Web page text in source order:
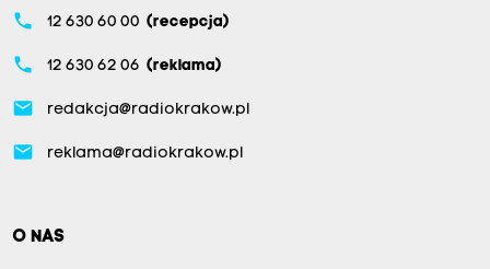
phone 12 630 60 00 (recepcja)
phone 12 630 62 06 (reklama)
email redakcja@radiokrakow.pl
email reklama@radiokrakow.pl
O NAS